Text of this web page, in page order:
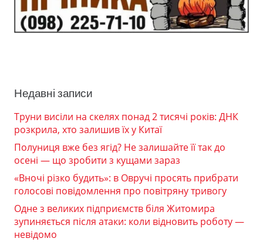
Недавні записи
Труни висіли на скелях понад 2 тисячі років: ДНК
розкрила, хто залишив їх у Китаї
Полуниця вже без ягід? Не залишайте її так до
осені — що зробити з кущами зараз
«Вночі різко будить»: в Овручі просять прибрати
голосові повідомлення про повітряну тривогу
Одне з великих підприємств біля Житомира
зупиняється після атаки: коли відновить роботу —
невідомо